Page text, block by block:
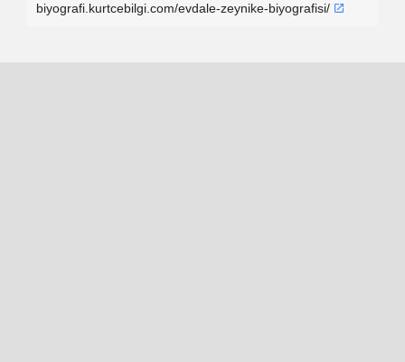
biyografi.kurtcebilgi.com/evdale-zeynike-biyografisi/